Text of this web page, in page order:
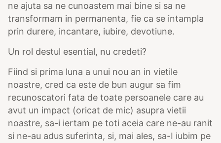
ne ajuta sa ne cunoastem mai bine si sa ne
transformam in permanenta, fie ca se intampla
prin durere, incantare, iubire, devotiune.
Un rol destul esential, nu credeti?
Fiind si prima luna a unui nou an in vietile
noastre, cred ca este de bun augur sa fim
recunoscatori fata de toate persoanele care au
avut un impact (oricat de mic) asupra vietii
noastre, sa-i iertam pe toti aceia care ne-au ranit
si ne-au adus suferinta, si, mai ales, sa-I iubim pe